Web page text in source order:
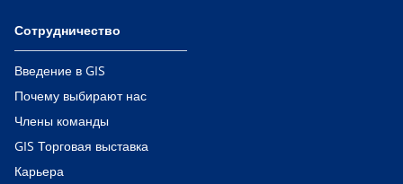
Сотрудничество
Введение в GIS
Почему выбирают нас
Члены команды
GIS Торговая выставка
Карьера